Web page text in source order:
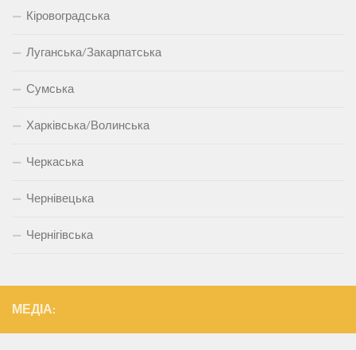
Кіровоградська
Луганська/Закарпатська
Сумська
Харківська/Волинська
Черкаська
Чернівецька
Чернігівська
МЕДІА: